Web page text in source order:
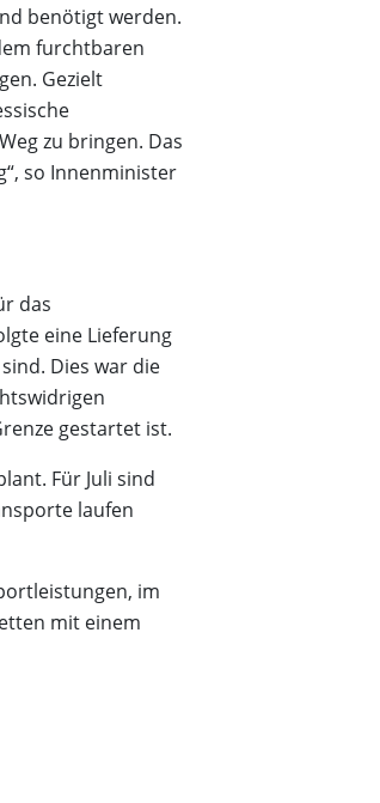
benötigt werden.
furchtbaren
Gezielt
zu bringen. Das
so Innenminister
das
eine Lieferung
Dies war die
gestartet ist.
Für Juli sind
laufen
im
mit einem